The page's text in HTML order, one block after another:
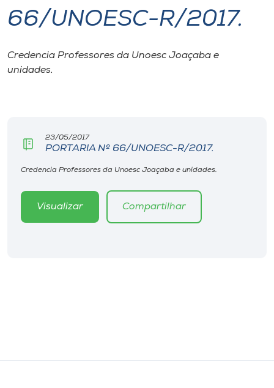
I.nova
Diplomados
CPA
Biblioteca
Editora
66/UNOESC-R/2017.
Credencia Professores da Unoesc Joaçaba e
unidades.
23/05/2017
PORTARIA Nº 66/UNOESC-R/2017.
Credencia Professores da Unoesc Joaçaba e unidades.
Visualizar Compartilhar